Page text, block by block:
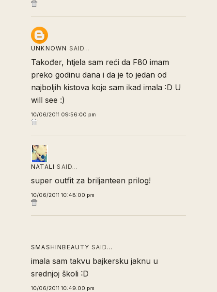
UNKNOWN SAID…
Također, htjela sam reći da F80 imam
preko godinu dana i da je to jedan od
najboljih kistova koje sam ikad imala :D U
will see :)
10/06/2011 09:56:00 pm
NATALI SAID…
super outfit za briljanteen prilog!
10/06/2011 10:48:00 pm
SMASHINBEAUTY SAID…
imala sam takvu bajkersku jaknu u
srednjoj školi :D
10/06/2011 10:49:00 pm